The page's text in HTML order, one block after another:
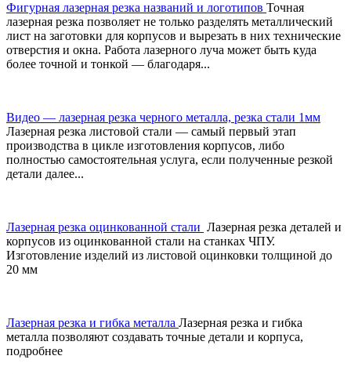
Фигурная лазерная резка названий и логотипов Точная
лазерная резка позволяет не только разделять металлический
лист на заготовки для корпусов и вырезать в них технические
отверстия и окна. Работа лазерного луча может быть куда
более точной и тонкой — благодаря...
Видео — лазерная резка черного металла, резка стали 1мм
Лазерная резка листовой стали — самый первый этап
производства в цикле изготовления корпусов, либо
полностью самостоятельная услуга, если полученные резкой
детали далее...
Лазерная резка оцинкованной стали ️ Лазерная резка деталей и
корпусов из оцинкованной стали на станках ЧПУ.
Изготовление изделий из листовой оцинковки толщиной до
20 мм
Лазерная резка и гибка металла Лазерная резка и гибка
металла позволяют создавать точные детали и корпуса,
подробнее